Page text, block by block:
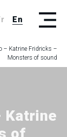
En
– Katrine Fridricks –
Monsters of sound
Katrine
of